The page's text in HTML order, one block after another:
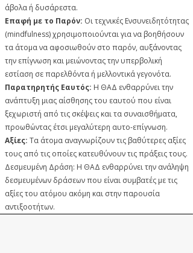
άβολα ή δυσάρεστα.
Επαφή με το Παρόν: Οι τεχνικές Ενσυνειδητότητας
(mindfulness) χρησιμοποιούνται για να βοηθήσουν
τα άτομα να αφοσιωθούν στο παρόν, αυξάνοντας
την επίγνωση και μειώνοντας την υπερβολική
εστίαση σε παρελθόντα ή μελλοντικά γεγονότα.
Παρατηρητής Εαυτός: Η ΘΑΔ ενθαρρύνει την
ανάπτυξη μιας αίσθησης του εαυτού που είναι
ξεχωριστή από τις σκέψεις και τα συναισθήματα,
προωθώντας έτσι μεγαλύτερη αυτο-επίγνωση.
Αξίες: Τα άτομα αναγνωρίζουν τις βαθύτερες αξίες
τους από τις οποίες κατευθύνουν τις πράξεις τους.
Δεσμευμένη Δράση: Η ΘΑΔ ενθαρρύνει την ανάληψη
δεσμευμένων δράσεων που είναι συμβατές με τις
αξίες του ατόμου ακόμη και στην παρουσία
αντιξοοτήτων.